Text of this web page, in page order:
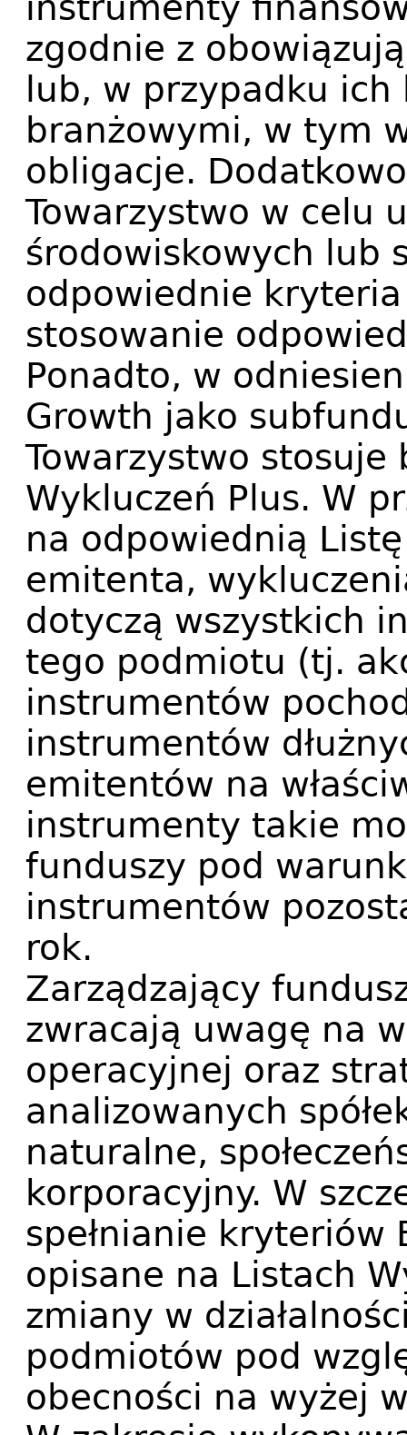
zgodnie z
lub, w przypadku
branżowymi, w tym
obligacje.
Towarzystwo w celu
środowiskowych lub
odpowiednie
stosowanie
Ponadto, w
Growth jako
Towarzystwo
Wykluczeń Plus. W
na odpowiednią
emitenta,
dotyczą wszystkich
tego podmiotu (tj.
instrumentów
instrumentów
emitentów na
instrumenty takie
funduszy pod
instrumentów
rok.
Zarządzający
zwracają uwagę na
operacyjnej oraz
analizowanych
naturalne,
korporacyjny. W
spełnianie kryteriów
opisane na Listach
zmiany w
podmiotów pod
obecności na wyżej